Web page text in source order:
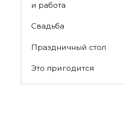
и работа
Свадьба
Праздничный стол
Это пригодится